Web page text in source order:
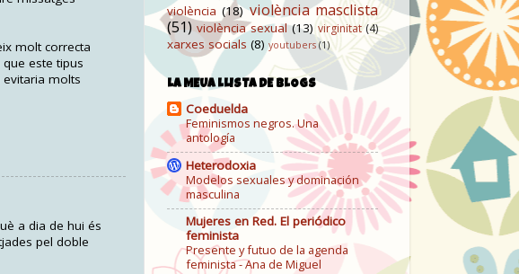
molt correcta
este tipus
molts
a dia de hui és
pel doble
violència (18) violència masclista
(51) violència sexual (13) virginitat (4)
xarxes socials (8) youtubers (1)
LA MEUA LLISTA DE BLOGS
Coeduelda
Feminismos negros. Una
antología
Heterodoxia
Modelos sexuales y dominación
masculina
Mujeres en Red. El periódico
feminista
Presente y futuo de la agenda
feminista - Ana de Miguel